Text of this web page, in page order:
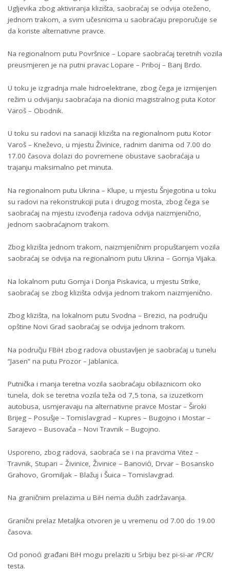
Ugljevika zbog aktiviranja klizišta, saobraćaj se odvija oteženo,
jednom trakom, a svim učesnicima u saobraćaju preporučuje se
da koriste alternativne pravce.
Na regionalnom putu Površnice – Lopare saobraćaj teretnih vozila
preusmjeren je na putni pravac Lopare – Priboj – Banj Brdo.
U toku je izgradnja male hidroelektrane, zbog čega je izmijenjen
režim u odvijanju saobraćaja na dionici magistralnog puta Kotor
Varoš – Obodnik.
U toku su radovi na sanaciji klizišta na regionalnom putu Kotor
Varoš – Kneževo, u mjestu Živinice, radnim danima od 7.00 do
17.00 časova dolazi do povremene obustave saobraćaja u
trajanju maksimalno pet minuta.
Na regionalnom putu Ukrina – Klupe, u mjestu Šnjegotina u toku
su radovi na rekonstrukciji puta i drugog mosta, zbog čega se
saobraćaj na mjestu izvođenja radova odvija naizmjenično,
jednom saobraćajnom trakom.
Zbog klizišta jednom trakom, naizmjeničnim propuštanjem vozila
saobraćaj se odvija na regionalnom putu Ukrina – Gornja Vijaka.
Na lokalnom putu Gornja i Donja Piskavica, u mjestu Strike,
saobraćaj se zbog klizišta odvija jednom trakom naizmjenično.
Zbog klizišta, na lokalnom putu Svodna – Brezici, na području
opštine Novi Grad saobraćaj se odvija jednom trakom.
Na području FBiH zbog radova obustavljen je saobraćaj u tunelu
“Jasen” na putu Prozor – Jablanica.
Putnička i manja teretna vozila saobraćaju obilaznicom oko
tunela, dok se teretna vozila teža od 7,5 tona, sa izuzetkom
autobusa, usmjeravaju na alternativne pravce Mostar – Široki
Brijeg – Posušje – Tomislavgrad – Kupres – Bugojno i Mostar –
Sarajevo – Busovača – Novi Travnik – Bugojno.
Usporeno, zbog radova, saobraća se i na pravcima Vitez –
Travnik, Stupari – Živinice, Živinice – Banovići, Drvar – Bosansko
Grahovo, Gromiljak – Blažuj i Šuica – Tomislavgrad.
Na graničnim prelazima u BiH nema dužih zadržavanja.
Granični prelaz Metaljka otvoren je u vremenu od 7.00 do 19.00
časova.
Od ponoći građani BiH mogu prelaziti u Srbiju bez pi-si-ar /PCR/
testa.